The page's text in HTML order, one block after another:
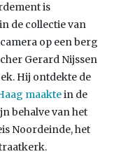
is
de collectie van
op een berg
Gerard Nijssen
Hij ontdekte de
maaktein de
behalve van het
Noordeinde, het